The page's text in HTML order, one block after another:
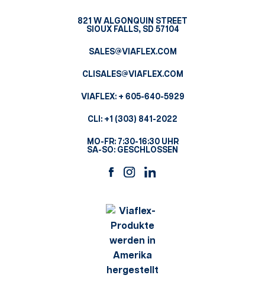
821 W ALGONQUIN STREET
SIOUX FALLS, SD 57104
SALES@VIAFLEX.COM
CLISALES@VIAFLEX.COM
VIAFLEX: + 605-640-5929
CLI: +1 (303) 841-2022
MO-FR: 7:30-16:30 UHR
SA-SO: GESCHLOSSEN